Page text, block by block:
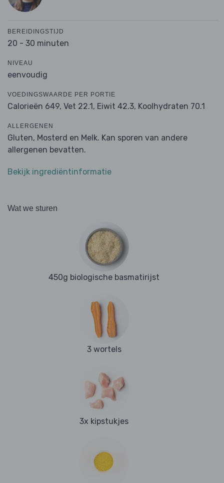
BEREIDINGSTIJD
20 - 30 minuten
NIVEAU
eenvoudig
VOEDINGSWAARDE PER PORTIE
Calorieën 649, Vet 22.1, Eiwit 42.3, Koolhydraten 70.1
ALLERGENEN
Gluten, Mosterd en Melk. Kan sporen van andere
allergenen bevatten.
Bekijk ingrediëntinformatie
Wat we sturen
450g biologische basmatirijst
3 wortels
3x kipstukjes